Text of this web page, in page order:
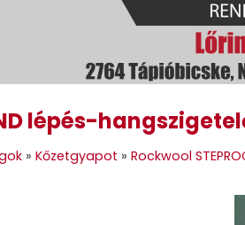
GÉPI FÖLDMUNKA
lépés-
» Kőzetgyapot » Rockwool